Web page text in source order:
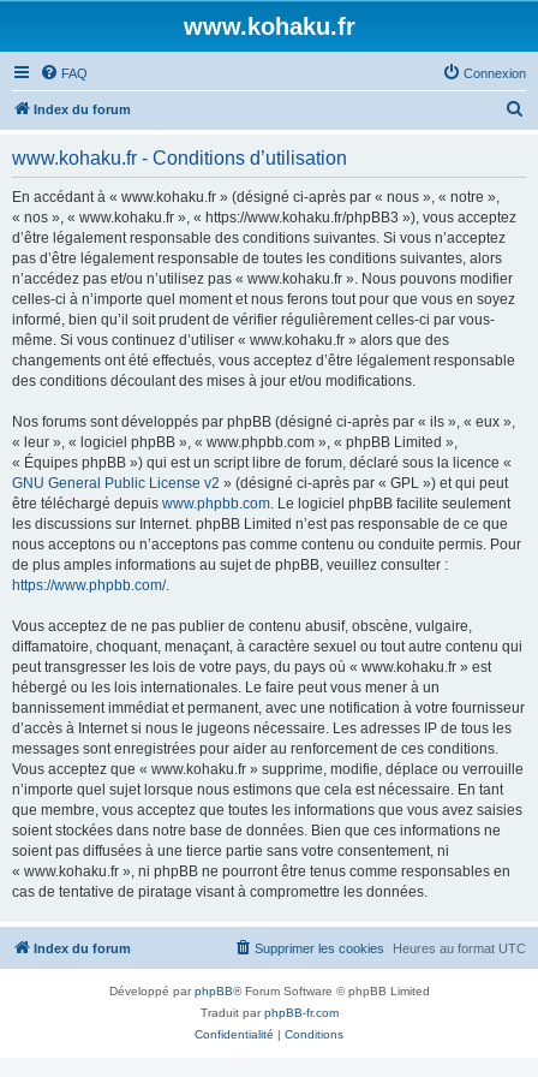
www.kohaku.fr
FAQ Connexion
Index du forum
www.kohaku.fr - Conditions d’utilisation
En accédant à « www.kohaku.fr » (désigné ci-après par « nous », « notre »,
« nos », « www.kohaku.fr », « https://www.kohaku.fr/phpBB3 »), vous acceptez
d’être légalement responsable des conditions suivantes. Si vous n’acceptez
pas d’être légalement responsable de toutes les conditions suivantes, alors
n’accédez pas et/ou n’utilisez pas « www.kohaku.fr ». Nous pouvons modifier
celles-ci à n’importe quel moment et nous ferons tout pour que vous en soyez
informé, bien qu’il soit prudent de vérifier régulièrement celles-ci par vous-
même. Si vous continuez d’utiliser « www.kohaku.fr » alors que des
changements ont été effectués, vous acceptez d’être légalement responsable
des conditions découlant des mises à jour et/ou modifications.
Nos forums sont développés par phpBB (désigné ci-après par « ils », « eux »,
« leur », « logiciel phpBB », « www.phpbb.com », « phpBB Limited »,
« Équipes phpBB ») qui est un script libre de forum, déclaré sous la licence «
GNU General Public License v2 » (désigné ci-après par « GPL ») et qui peut
être téléchargé depuis www.phpbb.com. Le logiciel phpBB facilite seulement
les discussions sur Internet. phpBB Limited n’est pas responsable de ce que
nous acceptons ou n’acceptons pas comme contenu ou conduite permis. Pour
de plus amples informations au sujet de phpBB, veuillez consulter :
https://www.phpbb.com/.
Vous acceptez de ne pas publier de contenu abusif, obscène, vulgaire,
diffamatoire, choquant, menaçant, à caractère sexuel ou tout autre contenu qui
peut transgresser les lois de votre pays, du pays où « www.kohaku.fr » est
hébergé ou les lois internationales. Le faire peut vous mener à un
bannissement immédiat et permanent, avec une notification à votre fournisseur
d’accès à Internet si nous le jugeons nécessaire. Les adresses IP de tous les
messages sont enregistrées pour aider au renforcement de ces conditions.
Vous acceptez que « www.kohaku.fr » supprime, modifie, déplace ou verrouille
n’importe quel sujet lorsque nous estimons que cela est nécessaire. En tant
que membre, vous acceptez que toutes les informations que vous avez saisies
soient stockées dans notre base de données. Bien que ces informations ne
soient pas diffusées à une tierce partie sans votre consentement, ni
« www.kohaku.fr », ni phpBB ne pourront être tenus comme responsables en
cas de tentative de piratage visant à compromettre les données.
Index du forum Heures au format UTC
Supprimer les cookies
Développé parphpBB® Forum Software © phpBB Limited
Traduit parphpBB-fr.com
Confidentialité | Conditions